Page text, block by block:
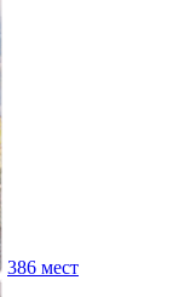
386 мест